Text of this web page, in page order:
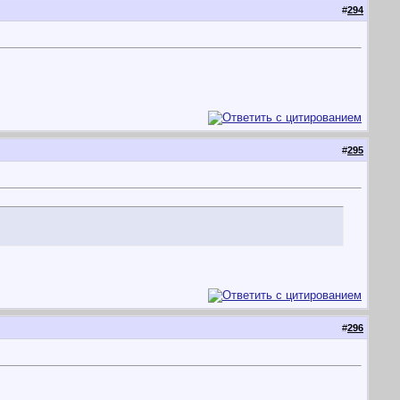
#294
#295
#296